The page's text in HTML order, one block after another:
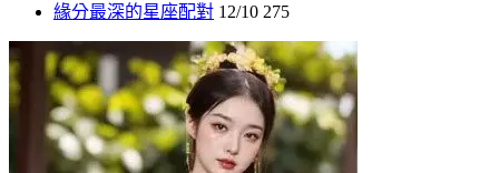
緣分最深的星座配對 12/10 275